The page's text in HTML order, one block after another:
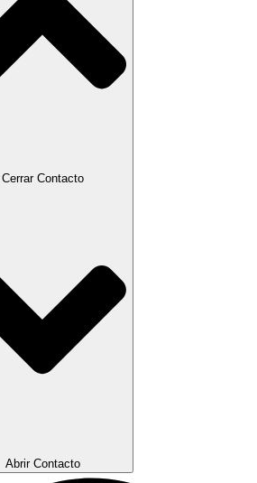
Cerrar Contacto
Abrir Contacto